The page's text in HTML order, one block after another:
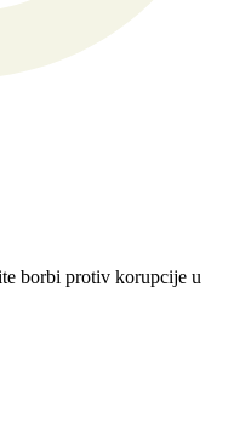
borbi protiv korupcije u